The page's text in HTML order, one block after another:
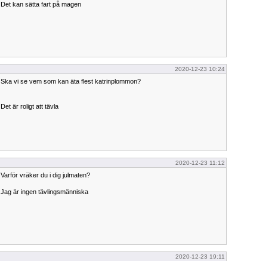
Det kan sätta fart på magen
2020-12-23 10:24
Ska vi se vem som kan äta flest katrinplommon?
Det är roligt att tävla
2020-12-23 11:12
Varför vräker du i dig julmaten?
Jag är ingen tävlingsmänniska
2020-12-23 19:11